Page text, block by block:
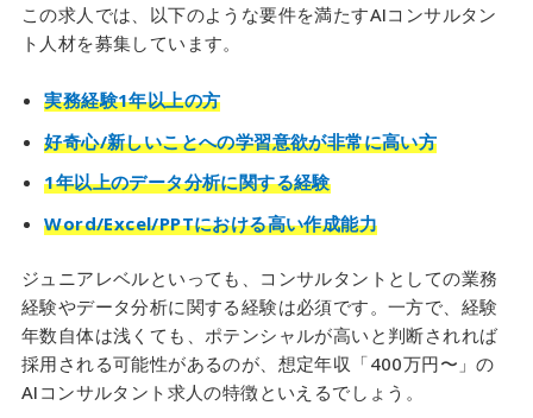
この求人では、以下のような要件を満たすAIコンサルタン
ト人材を募集しています。
実務経験1年以上の方
好奇心/新しいことへの学習意欲が非常に高い方
1年以上のデータ分析に関する経験
Word/Excel/PPTにおける高い作成能力
ジュニアレベルといっても、コンサルタントとしての業務
経験やデータ分析に関する経験は必須です。一方で、経験
年数自体は浅くても、ポテンシャルが高いと判断されれば
採用される可能性があるのが、想定年収「400万円〜」の
AIコンサルタント求人の特徴といえるでしょう。